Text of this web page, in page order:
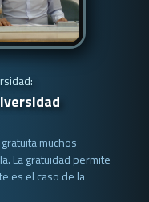
muchos
La gratuidad permite
es el caso de la